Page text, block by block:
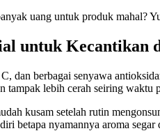
uang untuk produk mahal?
untuk Kecantikan
dan berbagai senyawa
tampak lebih cerah seiring waktu
kusam setelah rutin
betapa nyamannya aroma